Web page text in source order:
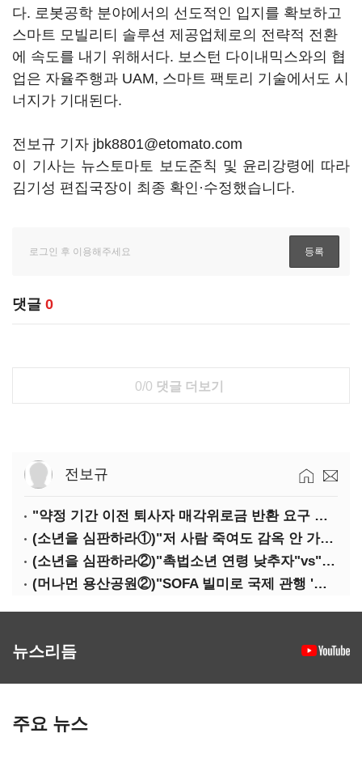
다. 로봇공학 분야에서의 선도적인 입지를 확보하고
스마트 모빌리티 솔루션 제공업체로의 전략적 전환
에 속도를 내기 위해서다. 보스턴 다이내믹스와의 협
업은 자율주행과 UAM, 스마트 팩토리 기술에서도 시
너지가 기대된다.
전보규 기자 jbk8801@etomato.com
이 기사는 뉴스토마토 보도준칙 및 윤리강령에 따라
김기성 편집국장이 최종 확인·수정했습니다.
댓글 0
0/0 댓글 더보기
전보규
"약정 기간 이전 퇴사자 매각위로금 반환 요구 타당"
(소년을 심판하라①)"저 사람 죽여도 감옥 안 가죠"…법 비웃는 소년들
(소년을 심판하라②)"촉법소년 연령 낮추자"vs"안된다"…논쟁만 반복
(머나먼 용산공원②)"SOFA 빌미로 국제 관행 '오염자 부담원칙' 무시"
뉴스리듬
주요 뉴스